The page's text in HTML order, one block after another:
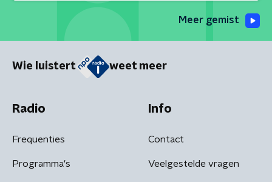
Meer gemist
Wie luistert weet meer
Radio
Frequenties
Programma's
Info
Contact
Veelgestelde vragen